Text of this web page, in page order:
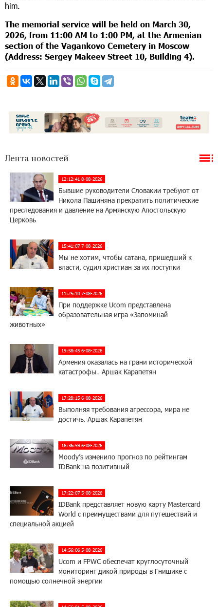
him.
The memorial service will be held on March 30,
2026, from 11:00 AM to 1:00 PM, at the Armenian
section of the Vagankovo Cemetery in Moscow
(Address: Sergey Makeev Street 10, Building 4).
Лента новостей
12:12:41 8-08-2026
Бывшие руководители Словакии требуют от
Никола Пашиняна прекратить политические
преследования и давление на Армянскую Апостольскую
Церковь
15:41:07 7-08-2026
Мы не хотим, чтобы сатана, пришедший к
власти, судил христиан за их поступки
11:25:10 7-08-2026
При поддержке Ucom представлена
образовательная игра «Запоминай
животных»
19:58:45 6-08-2026
Армения оказалась на грани исторической
катастрофы․ Аршак Карапетян
17:28:15 6-08-2026
Выполняя требования агрессора, мира не
достичь. Аршак Карапетян
16:36:59 6-08-2026
Moody’s изменило прогноз по рейтингам
IDBank на позитивный
17:22:07 5-08-2026
IDBank представляет новую карту Mastercard
World с преимуществами для путешествий и
специальной акцией
14:56:06 5-08-2026
Ucom и FPWC обеспечат круглосуточный
мониторинг дикой природы в Гнишике с
помощью солнечной энергии